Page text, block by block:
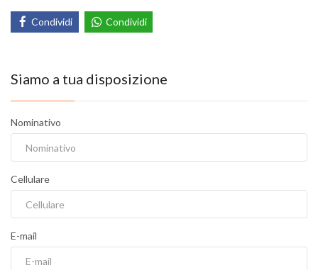
Condividi Condividi
Siamo a tua disposizione
Nominativo
Cellulare
E-mail